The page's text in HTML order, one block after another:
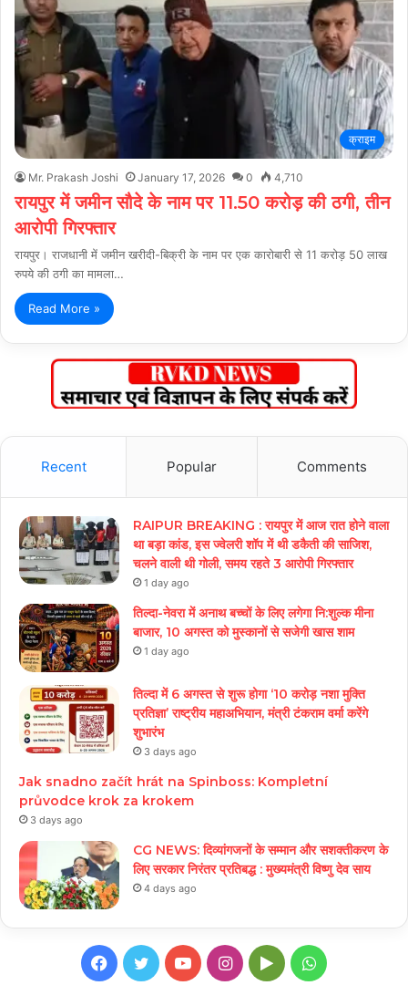
क्राइम
Mr. Prakash Joshi January 17, 2026 0 4,710
रायपुर में जमीन सौदे के नाम पर 11.50 करोड़ की ठगी, तीन
आरोपी गिरफ्तार
रायपुर। राजधानी में जमीन खरीदी-बिक्री के नाम पर एक कारोबारी से 11 करोड़ 50 लाख
रुपये की ठगी का मामला…
Read More »
Recent Popular Comments
RAIPUR BREAKING : रायपुर में आज रात होने वाला
था बड़ा कांड, इस ज्वेलरी शॉप में थी डकैती की साजिश,
चलने वाली थी गोली, समय रहते 3 आरोपी गिरफ्तार
1 day ago
तिल्दा-नेवरा में अनाथ बच्चों के लिए लगेगा नि:शुल्क मीना
बाजार, 10 अगस्त को मुस्कानों से सजेगी खास शाम
1 day ago
तिल्दा में 6 अगस्त से शुरू होगा ‘10 करोड़ नशा मुक्ति
प्रतिज्ञा’ राष्ट्रीय महाअभियान, मंत्री टंकराम वर्मा करेंगे
शुभारंभ
3 days ago
Jak snadno začít hrát na Spinboss: Kompletní
průvodce krok za krokem
3 days ago
CG NEWS: दिव्यांगजनों के सम्मान और सशक्तीकरण के
लिए सरकार निरंतर प्रतिबद्ध : मुख्यमंत्री विष्णु देव साय
4 days ago
Facebook
TwitterYouTubeInstagram
GoogleWhatsApp